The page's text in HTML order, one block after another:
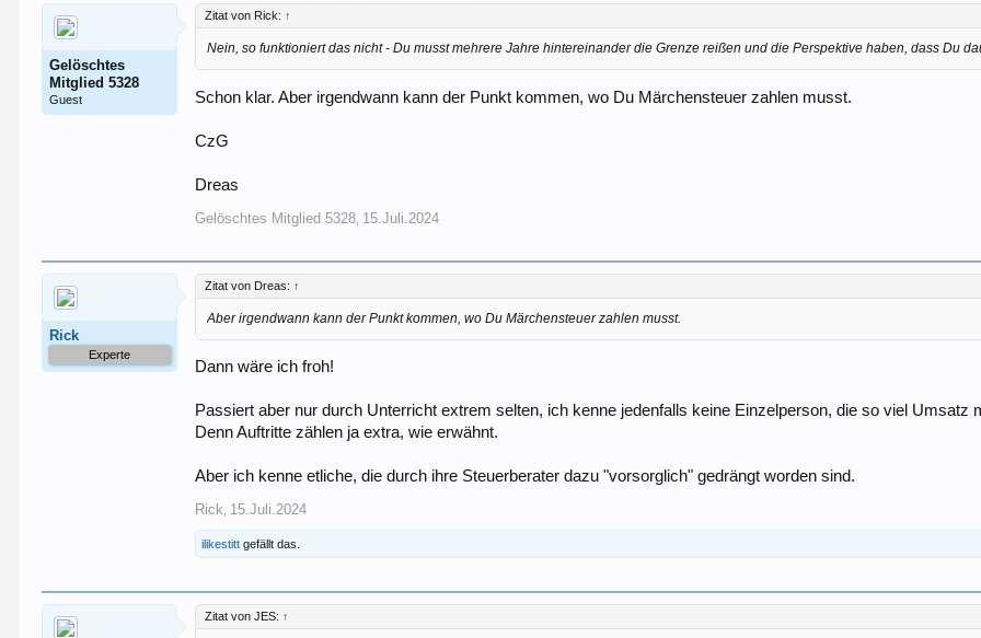
Gelöschtes
Mitglied 5328
Guest
Zitat von Rick: ↑
Nein, so funktioniert das nicht - Du musst mehrere Jahre hintereinander die Grenze reißen und die Perspektive haben, dass Du
Schon klar. Aber irgendwann kann der Punkt kommen, wo Du Märchensteuer zahlen musst.
CzG
Dreas
Gelöschtes Mitglied 5328 15.Juli.2024
Rick
Experte
Zitat von Dreas: ↑
Aber irgendwann kann der Punkt kommen, wo Du Märchensteuer zahlen musst.
Dann wäre ich froh!
Passiert aber nur durch Unterricht extrem selten, ich kenne jedenfalls keine Einzelperson, die so viel Umsatz
Denn Auftritte zählen ja extra, wie erwähnt.
Aber ich kenne etliche, die durch ihre Steuerberater dazu "vorsorglich" gedrängt worden sind.
Rick 15.Juli.2024
ilikestitt gefällt das.
Zitat von JES: ↑